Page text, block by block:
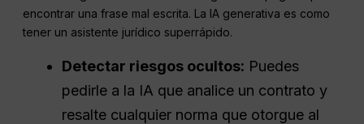
encontrar una frase mal escrita. La IA generativa es como
tener un asistente jurídico superrápido.
Detectar riesgos ocultos: Puedes
pedirle a la IA que analice un contrato y
resalte cualquier norma que otorgue al